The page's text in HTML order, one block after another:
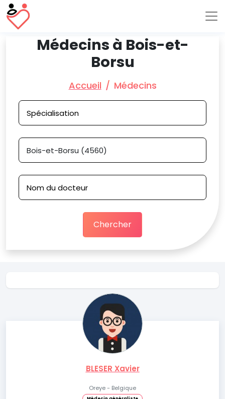
Médecins à Bois-et-
Borsu
Accueil Médecins
Chercher
BLESER Xavier
Oreye - Belgique